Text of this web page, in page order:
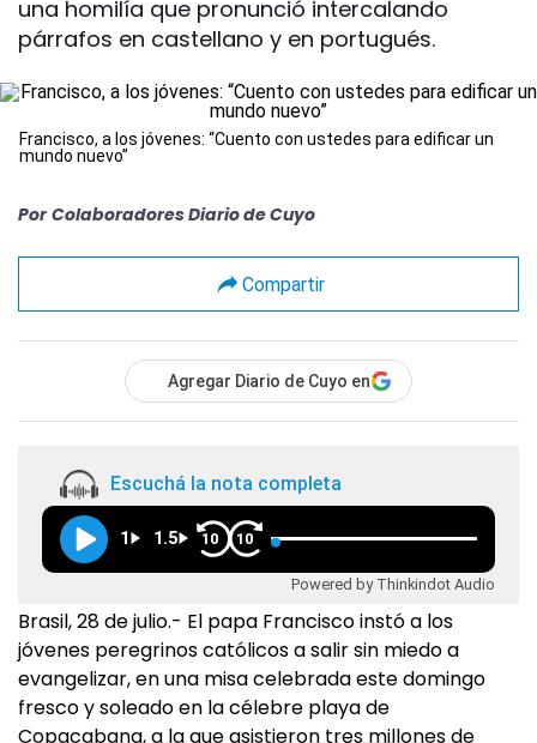
una homilía que pronunció intercalando
párrafos en castellano y en portugués.
Francisco, a los jóvenes: “Cuento con ustedes para edificar un
mundo nuevo”
Por Colaboradores Diario de Cuyo
Compartir
Agregar Diario de Cuyo en
Escuchá la nota completa
1 1.5 10 10
Powered by Thinkindot Audio
Brasil, 28 de julio.- El papa Francisco instó a los
jóvenes peregrinos católicos a salir sin miedo a
evangelizar, en una misa celebrada este domingo
fresco y soleado en la célebre playa de
Copacabana, a la que asistieron tres millones de